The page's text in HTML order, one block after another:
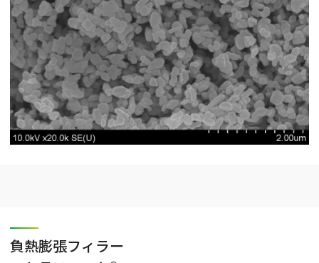
負熱膨張フィラー